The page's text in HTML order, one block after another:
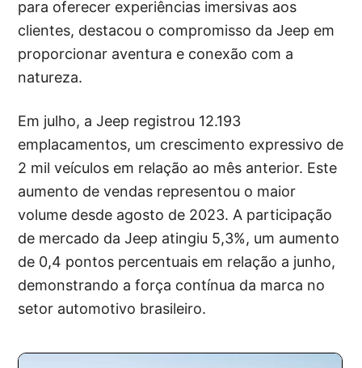
para oferecer experiências imersivas aos
clientes, destacou o compromisso da Jeep em
proporcionar aventura e conexão com a
natureza.
Em julho, a Jeep registrou 12.193
emplacamentos, um crescimento expressivo de
2 mil veículos em relação ao mês anterior. Este
aumento de vendas representou o maior
volume desde agosto de 2023. A participação
de mercado da Jeep atingiu 5,3%, um aumento
de 0,4 pontos percentuais em relação a junho,
demonstrando a força contínua da marca no
setor automotivo brasileiro.